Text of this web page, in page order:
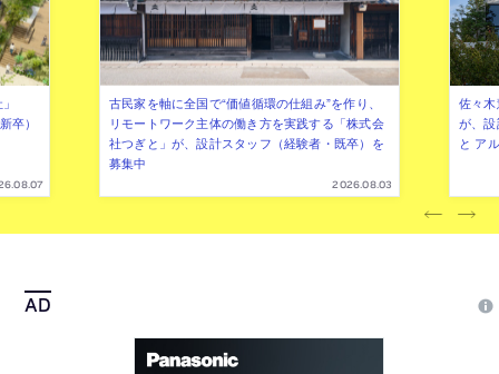
卒）
古民家を軸に全国で“価値循環の仕組み”を作り、
リモートワーク主体の働き方を実践する「株式会
社つぎと」が、設計スタッフ（経験者・既卒）を
募集中
2026.08.03
佐々
が、
と ア